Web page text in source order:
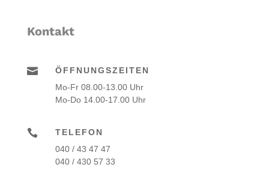
Kontakt

ÖFFNUNGSZEITEN
Mo-Fr 08.00-13.00 Uhr
Mo-Do 14.00-17.00 Uhr

TELEFON
040 / 43 47 47
040 / 430 57 33